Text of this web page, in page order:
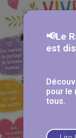
📢Le
est
pour le
tous.